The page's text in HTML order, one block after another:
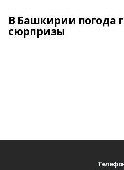
В Башкирии погода
сюрпризы